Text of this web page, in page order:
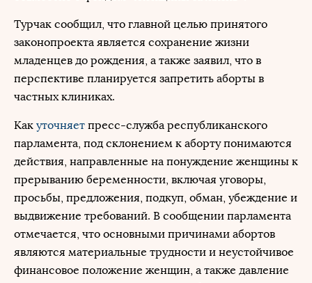
Турчак сообщил, что главной целью принятого
законопроекта является сохранение жизни
младенцев до рождения, а также заявил, что в
перспективе планируется запретить аборты в
частных клиниках.
Как уточняет пресс-служба республиканского
парламента, под склонением к аборту понимаются
действия, направленные на понуждение женщины к
прерыванию беременности, включая уговоры,
просьбы, предложения, подкуп, обман, убеждение и
выдвижение требований. В сообщении парламента
отмечается, что основными причинами абортов
являются материальные трудности и неустойчивое
финансовое положение женщин, а также давление